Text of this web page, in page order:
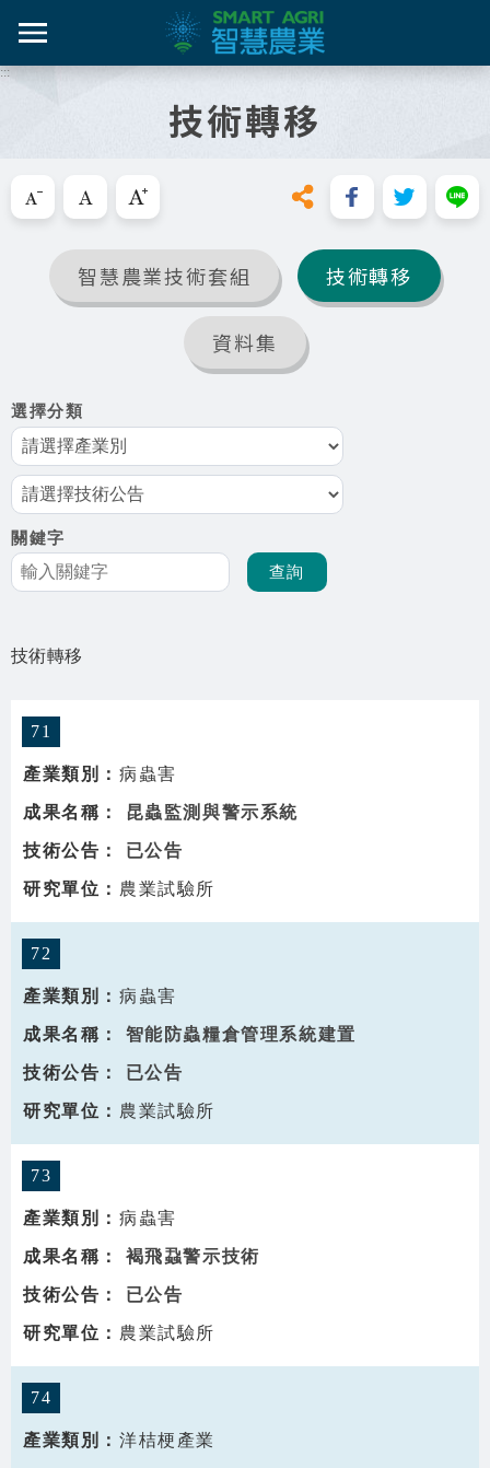
:::
技術轉移
智慧農業技術套組 技術轉移
資料集
選擇分類
關鍵字
技術轉移
71
病蟲害
昆蟲監測與警示系統
已公告
農業試驗所
72
病蟲害
智能防蟲糧倉管理系統建置
已公告
農業試驗所
73
病蟲害
褐飛蝨警示技術
已公告
農業試驗所
74
洋桔梗產業
新知與活動
推動實例
技術專區
相關資源
智慧農業生態圈 FB
English
畜禽產業
亮點專輯
十年築
資料集